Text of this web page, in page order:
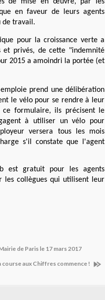
en faveur de leurs agents
de travail.
pour la croissance verte a
et privés, de cette "indemnité
2015 a amoindri la portée (et
prend une délibération
le vélo pour se rendre à leur
ce formulaire, ils précisent le
à utiliser un vélo pour
versera tous les mois
s'il constate que l'agent
est gratuit pour les agents
les collègues qui utilisent leur
de Paris le 17 mars 2017
course aux Chiffres commence !